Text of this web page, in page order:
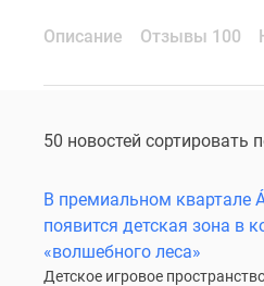
Описание Отзывы 100
50 новостей сортировать
В премиальном квартале
появится детская зона в
«волшебного леса»
Детское игровое